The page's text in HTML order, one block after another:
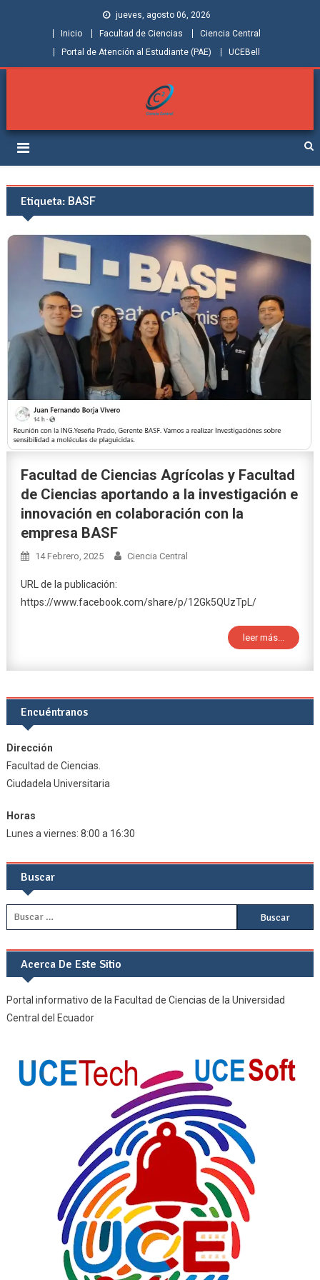
jueves, agosto 06, 2026
Inicio
Facultad de Ciencias
Ciencia Central
Portal de Atención al Estudiante (PAE)
UCEBell
Facultad de Ciencias |
Ciencia Central
Etiqueta: BASF
Facultad de Ciencias Agrícolas y Facultad
de Ciencias aportando a la investigación e
innovación en colaboración con la
empresa BASF
14 Febrero, 2025 Ciencia Central
URL de la publicación:
https://www.facebook.com/share/p/12Gk5QUzTpL/
leer más...
Encuéntranos
Dirección
Facultad de Ciencias.
Ciudadela Universitaria
Horas
Lunes a viernes: 8:00 a 16:30
Buscar
Buscar:
Acerca De Este Sitio
Portal informativo de la Facultad de Ciencias de la Universidad
Central del Ecuador